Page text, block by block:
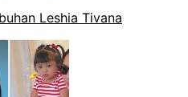
Leshia Tivana